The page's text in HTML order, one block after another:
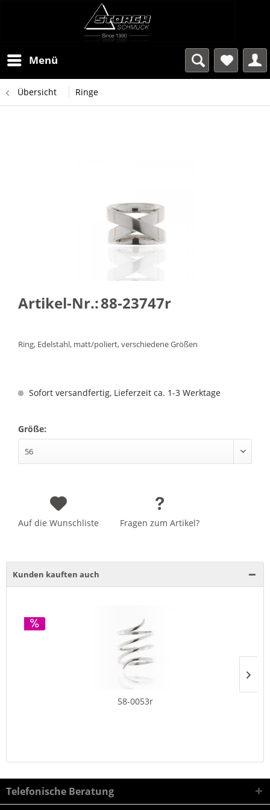
Menü
Übersicht Ringe
Artikel-Nr.:88-23747r
Ring, Edelstahl, matt/poliert, verschiedene Größen
Sofort versandfertig, Lieferzeit ca. 1-3 Werktage
Größe:
Auf die Wunschliste Fragen zum Artikel?
Kunden kauften auch
58-0053r
Telefonische Beratung